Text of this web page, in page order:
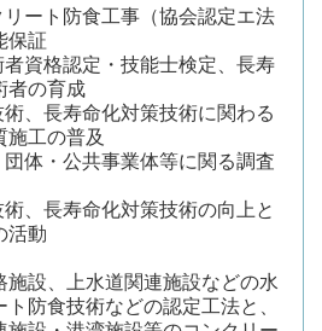
ート防食工事（協会認定エ法
保証
資格認定・技能士検定、長寿
者の育成
、長寿命化対策技術に関わる
工の普及
体・公共事業体等に関る調査
、長寿命化対策技術の向上と
活動
設、上水道関連施設などの水
防食技術などの認定工法と、